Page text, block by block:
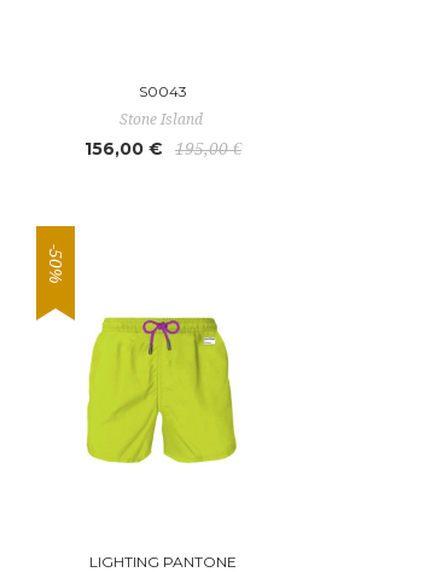
S0043
Stone Island
156,00 € 195,00 €
-50%
LIGHTING PANTONE